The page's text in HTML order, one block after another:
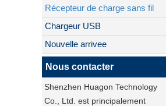
Récepteur de charge sans fil
Chargeur USB
Nouvelle arrivee
Nous contacter
Shenzhen Huagon Technology
Co., Ltd. est principalement